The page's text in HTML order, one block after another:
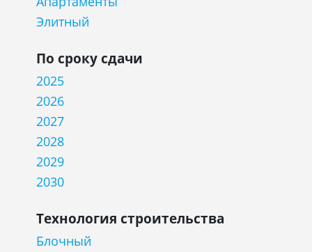
Элитный
По сроку сдачи
2025
2026
2027
2028
2029
2030
Технология строительства
Блочный